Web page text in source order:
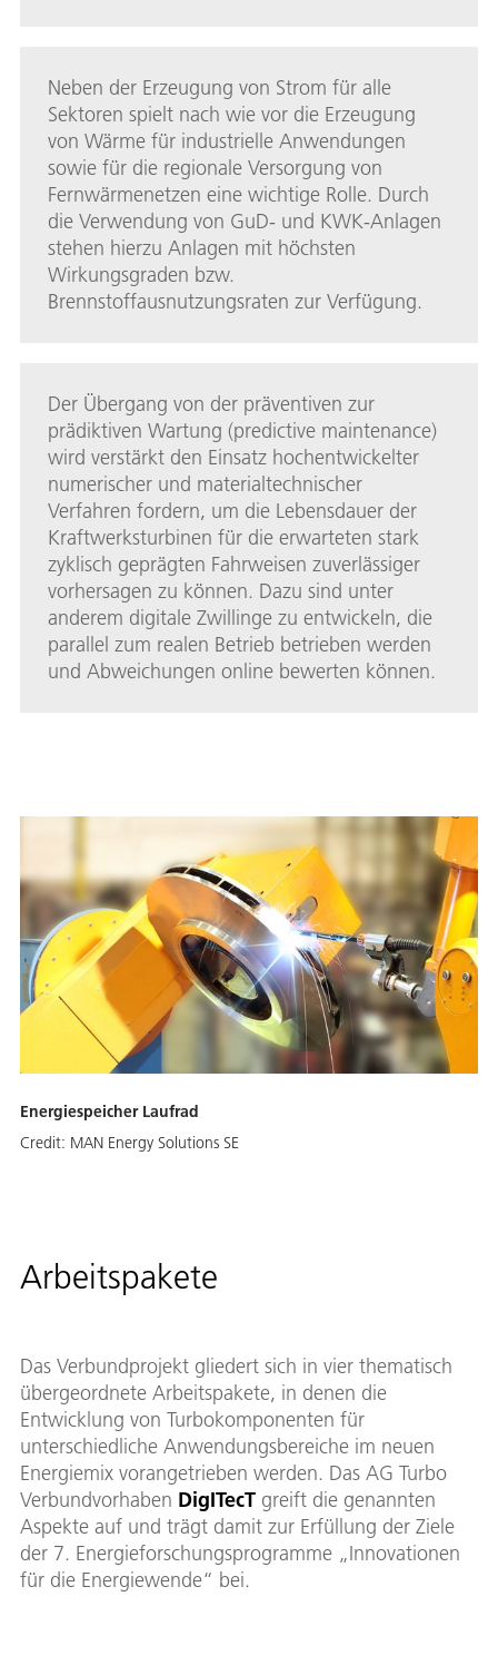
Neben der Erzeugung von Strom für alle
Sektoren spielt nach wie vor die Erzeugung
von Wärme für industrielle Anwendungen
sowie für die regionale Versorgung von
Fernwärmenetzen eine wichtige Rolle. Durch
die Verwendung von GuD- und KWK-Anlagen
stehen hierzu Anlagen mit höchsten
Wirkungsgraden bzw.
Brennstoffausnutzungsraten zur Verfügung.
Der Übergang von der präventiven zur
prädiktiven Wartung (predictive maintenance)
wird verstärkt den Einsatz hochentwickelter
numerischer und materialtechnischer
Verfahren fordern, um die Lebensdauer der
Kraftwerksturbinen für die erwarteten stark
zyklisch geprägten Fahrweisen zuverlässiger
vorhersagen zu können. Dazu sind unter
anderem digitale Zwillinge zu entwickeln, die
parallel zum realen Betrieb betrieben werden
und Abweichungen online bewerten können.
Energiespeicher Laufrad
Credit: MAN Energy Solutions SE
Arbeitspakete
Das Verbundprojekt gliedert sich in vier thematisch
übergeordnete Arbeitspakete, in denen die
Entwicklung von Turbokomponenten für
unterschiedliche Anwendungsbereiche im neuen
Energiemix vorangetrieben werden. Das AG Turbo
Verbundvorhaben DigITecT greift die genannten
Aspekte auf und trägt damit zur Erfüllung der Ziele
der 7. Energieforschungsprogramme „Innovationen
für die Energiewende“ bei.